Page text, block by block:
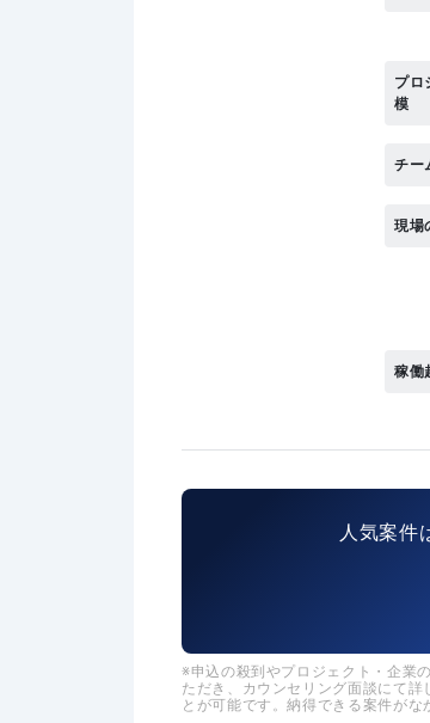
プロ
模
チー
現場
稼働
人気案件
申込の殺到やプロジェクト・企業
ただき、カウンセリング面談にて
とが可能です。納得できる案件が